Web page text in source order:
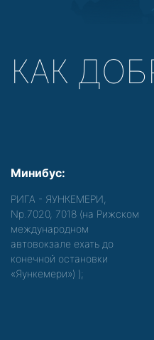
КАК
Минибус:
РИГА - ЯУНКЕМЕРИ,
Nр.7020, 7018 (на Рижском
международном
автовокзале ехать до
конечной остановки
«Яункемери») );